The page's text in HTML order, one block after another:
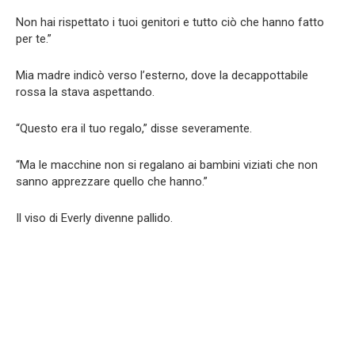
Non hai rispettato i tuoi genitori e tutto ciò che hanno fatto
per te.”
Mia madre indicò verso l’esterno, dove la decappottabile
rossa la stava aspettando.
“Questo era il tuo regalo,” disse severamente.
“Ma le macchine non si regalano ai bambini viziati che non
sanno apprezzare quello che hanno.”
Il viso di Everly divenne pallido.